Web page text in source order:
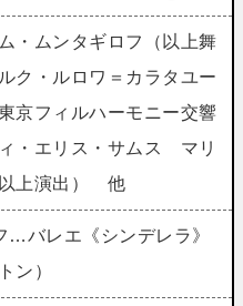
・ムンタギロフ（以上舞
・ルロワ＝カラタユー
京フィルハーモニー交響
・エリス・サムス マリ
上演出） 他
…バレエ《シンデレラ》
ン）